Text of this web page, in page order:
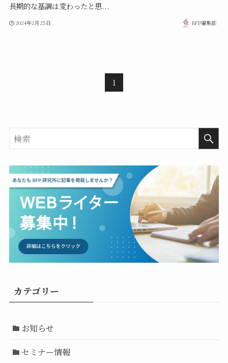
長期的な基調は変わったと思...
2024年2月25日 BFP編集部
1
カテゴリー
お知らせ
セミナー情報